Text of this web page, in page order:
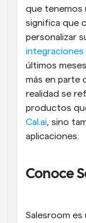
que tenemos
significa que
integraciones
últimos
más en parte
realidad se
Cal.ai, sino
aplicaciones.
Conoce
Salesroom